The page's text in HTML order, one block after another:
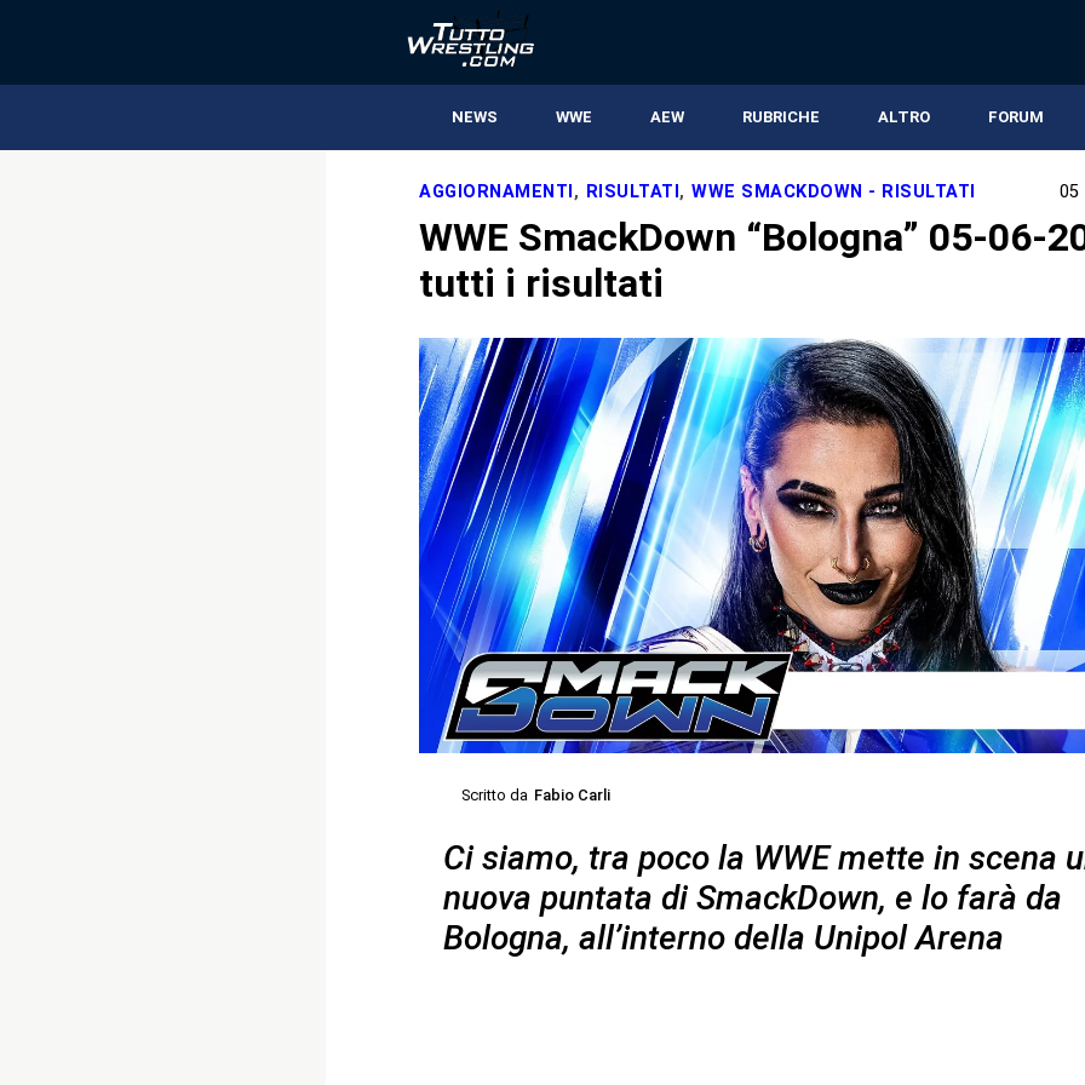
NEWS WWE AEW RUBRICHE ALTRO FORUM
AGGIORNAMENTI, RISULTATI, WWE SMACKDOWN - RISULTATI 05
WWE SmackDown “Bologna” 05-06-
tutti i risultati
Scritto da Fabio Carli
Ci siamo, tra poco la WWE mette in scena
nuova puntata di SmackDown, e lo farà da
Bologna, all’interno della Unipol Arena